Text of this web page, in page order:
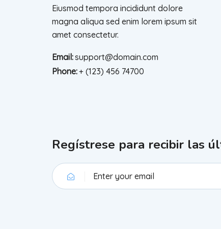
Eiusmod tempora incididunt dolore
magna aliqua sed enim lorem ipsum sit
amet consectetur.
Email:support@domain.com
Phone:+ (123) 456 74700
Regístrese para recibir las